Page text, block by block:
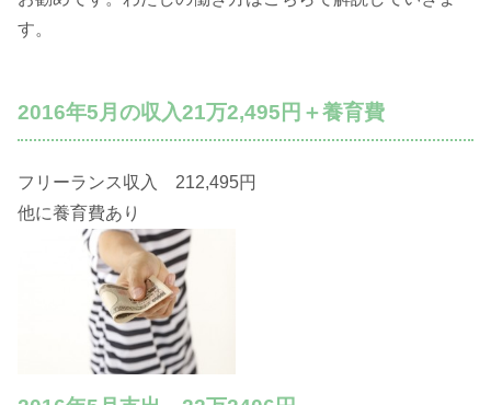
す。
2016年5月の収入21万2,495円＋養育費
フリーランス収入 212,495円
他に養育費あり